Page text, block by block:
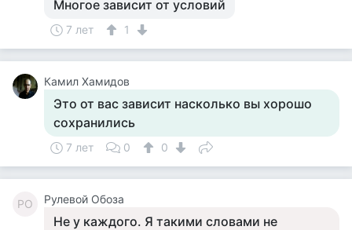
Многое зависит от условий
7 лет 1
Камил Хамидов
Это от вас зависит насколько вы хорошо
сохранились
7 лет 0 0
РО Рулевой Обоза
Не у каждого. Я такими словами не